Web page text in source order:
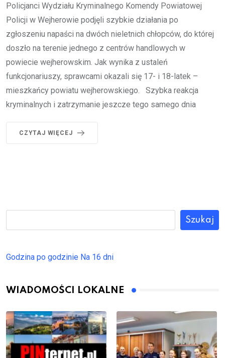
Policjanci Wydziału Kryminalnego Komendy Powiatowej
Policji w Wejherowie podjęli szybkie działania po
zgłoszeniu napaści na dwóch nieletnich chłopców, do której
doszło na terenie jednego z centrów handlowych w
powiecie wejherowskim. Jak wynika z ustaleń
funkcjonariuszy, sprawcami okazali się 17- i 18-latek –
mieszkańcy powiatu wejherowskiego. Szybka reakcja
kryminalnych i zatrzymanie jeszcze tego samego dnia
CZYTAJ WIĘCEJ
Szukaj
Godzina po godzinie Na 16 dni
WIADOMOŚCI LOKALNE